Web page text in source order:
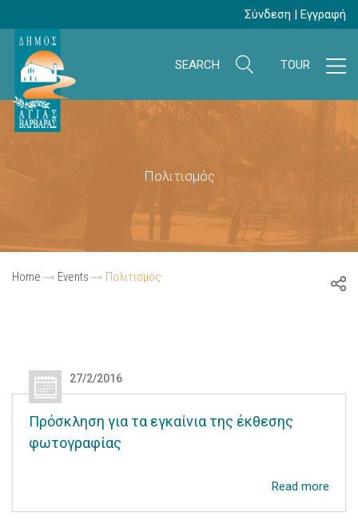
Σύνδεση | Εγγραφή
SEARCH TOUR
Πολιτισμός
Home Events Πολιτισμός
27/2/2016
Πρόσκληση για τα εγκαίνια της έκθεσης
φωτογραφίας
Read more